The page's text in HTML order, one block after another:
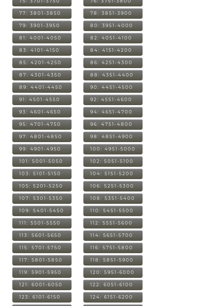
77: 3801-3850 78: 3851-3900
79: 3901-3950 80: 3951-4000
81: 4001-4050 82: 4051-4100
83: 4101-4150 84: 4151-4200
85: 4201-4250 86: 4251-4300
87: 4301-4350 88: 4351-4400
89: 4401-4450 90: 4451-4500
91: 4501-4550 92: 4551-4600
93: 4601-4650 94: 4651-4700
95: 4701-4750 96: 4751-4800
97: 4801-4850 98: 4851-4900
99: 4901-4950 100: 4951-5000
101: 5001-5050 102: 5051-5100
103: 5101-5150 104: 5151-5200
105: 5201-5250 106: 5251-5300
107: 5301-5350 108: 5351-5400
109: 5401-5450 110: 5451-5500
111: 5501-5550 112: 5551-5600
113: 5601-5650 114: 5651-5700
115: 5701-5750 116: 5751-5800
117: 5801-5850 118: 5851-5900
119: 5901-5950 120: 5951-6000
121: 6001-6050 122: 6051-6100
123: 6101-6150 124: 6151-6200